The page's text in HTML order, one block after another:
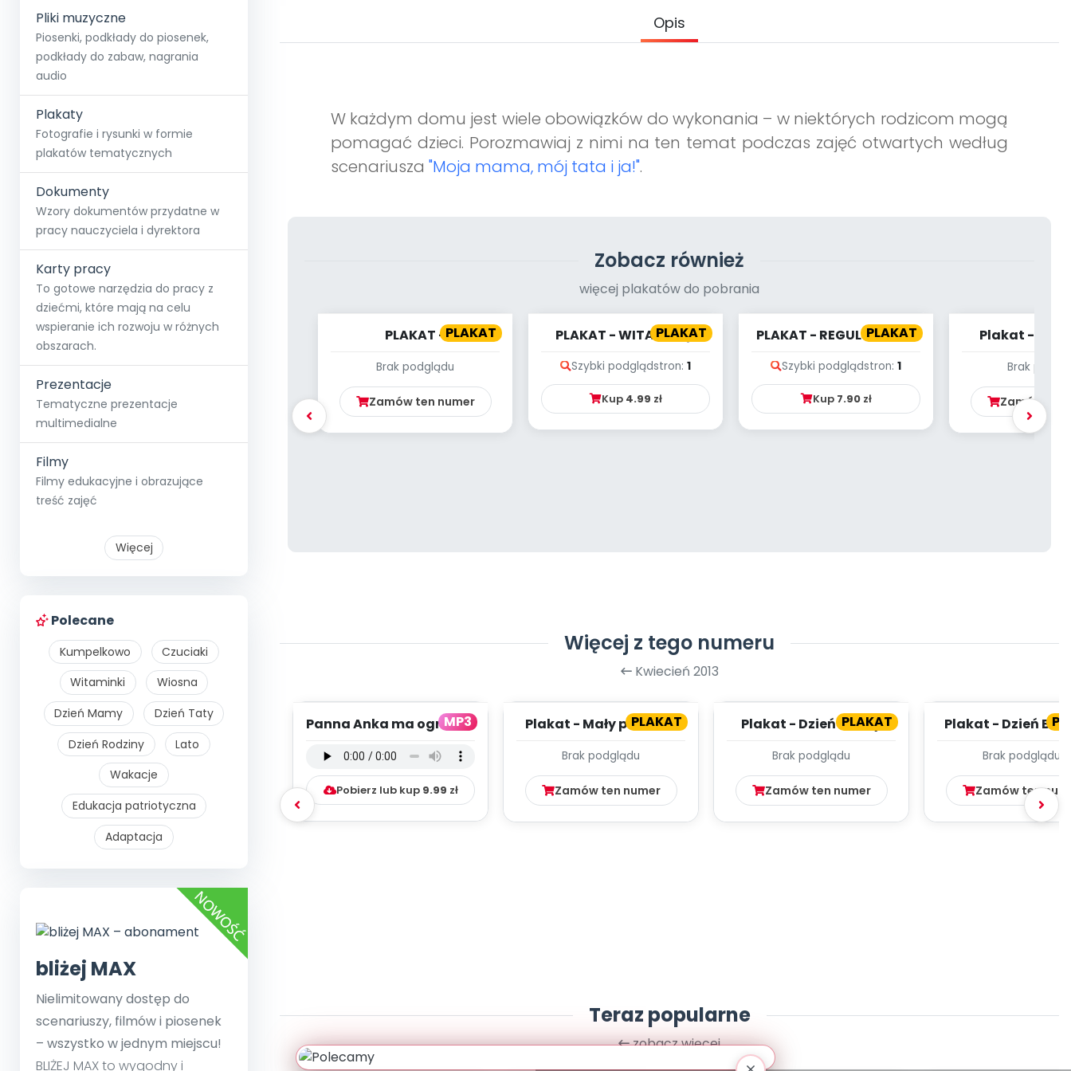
Pliki muzyczne
Piosenki, podkłady do piosenek,
podkłady do zabaw, nagrania
audio
Plakaty
Fotografie i rysunki w formie
plakatów tematycznych
Dokumenty
Wzory dokumentów przydatne w
pracy nauczyciela i dyrektora
Karty pracy
To gotowe narzędzia do pracy z
dziećmi, które mają na celu
wspieranie ich rozwoju w różnych
obszarach.
Prezentacje
Tematyczne prezentacje
multimedialne
Filmy
Filmy edukacyjne i obrazujące
treść zajęć
Więcej
Polecane
Kumpelkowo
Czuciaki
Witaminki
Wiosna
Dzień Mamy
Dzień Taty
Dzień Rodziny
Lato
Wakacje
Edukacja patriotyczna
Adaptacja
bliżej MAX
Nielimitowany dostęp do
scenariuszy, filmów i piosenek
– wszystko w jednym miejscu!
BLIŻEJ MAX to wygodny i
Opis
W każdym domu jest wiele obowiązków do wykonania – w niektórych rodzicom mogą
pomagać dzieci. Porozmawiaj z nimi na ten temat podczas zajęć otwartych według
scenariusza "Moja mama, mój tata i ja!".
Zobacz również
więcej plakatów do pobrania
PLAKAT
PLAKAT -
SCENARIUSZ ZAJĘĆ Z
OKAZJI DNI...
Brak podglądu
Zamów ten numer
PLAKAT
PLAKAT - WITAM CIĘ!
Szybki podglądstron: 1
Kup 4.99 zł
PLAKAT
PLAKAT - REGULOWANIE
Szybki podglądstron: 1
Kup 7.90zł
Plakat -
Brak
Zamów ten
Więcej z tego numeru
Kwiecień 2013
MP3
Panna Anka ma ogródek
Pobierz lub kup 9.99 zł
PLAKAT
Plakat - Mały patriota
Brak podglądu
Zamów ten numer
PLAKAT
Plakat - Dzień Mamy
Brak podglądu
Zamów ten numer
Plakat - Dzień
Brak podglądu
Zamów ten
Teraz popularne
zobacz więcej